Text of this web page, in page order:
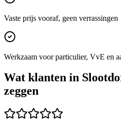
Vaste prijs vooraf, geen verrassingen
Werkzaam voor particulier, VvE en
Wat klanten in
zeggen